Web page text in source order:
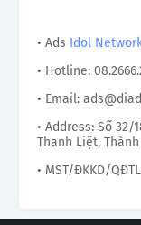
• Ads Idol
• Hotline:
• Email:
• Address: Số 32/
Thanh Liệt,
• MST/ĐKKD/